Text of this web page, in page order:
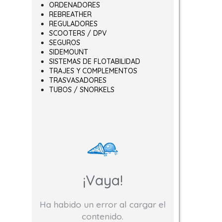
en la página de producto
ORDENADORES
REBREATHER
REGULADORES
SCOOTERS / DPV
SEGUROS
SIDEMOUNT
SISTEMAS DE FLOTABILIDAD
TRAJES Y COMPLEMENTOS
TRASVASADORES
TUBOS / SNORKELS
¡Vaya!
Ha habido un error al cargar el
contenido.